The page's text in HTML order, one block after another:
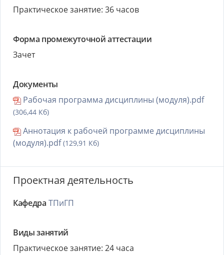
Практическое занятие: 36 часов
Форма промежуточной аттестации
Зачет
Документы
Рабочая программа дисциплины (модуля).pdf
(306,44 Кб)
Аннотация к рабочей программе дисциплины
(модуля).pdf(129,91 Кб)
Проектная деятельность
Кафедра ТПиГП
Виды занятий
Практическое занятие: 24 часа